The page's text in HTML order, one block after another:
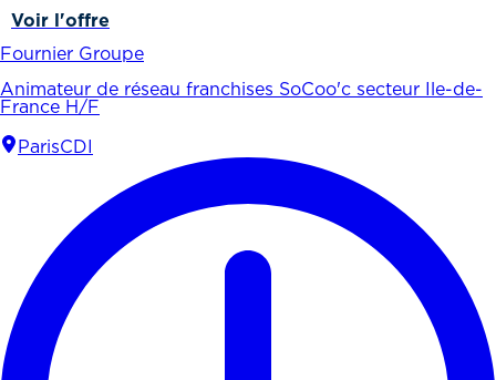
Voir l'offre
Fournier Groupe
Animateur de réseau franchises SoCoo'c secteur Ile-de-
France H/F
ParisCDI